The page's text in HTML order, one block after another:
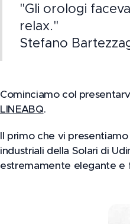
"Gli orologi
relax."
Stefano
Cominciamo col
LINEABQ.
Il primo che vi presentiamo
industriali della Solari di
estremamente elegante e